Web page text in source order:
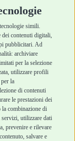
simili.
dei contenuti digitali,
pubblicitari. Ad
archiviare
per la selezione
utilizzare profili
la
di contenuti
le prestazioni dei
la combinazione di
utilizzare dati
prevenire e rilevare
salvare e
Pulizia
sicuri